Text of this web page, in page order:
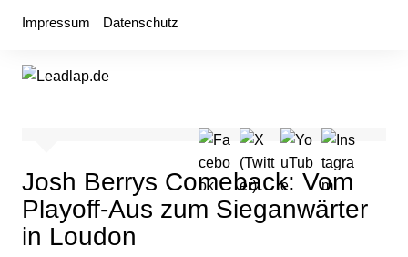
Impressum Datenschutz
Josh Berrys Comeback: Vom
Playoff-Aus zum Sieganwärter
in Loudon